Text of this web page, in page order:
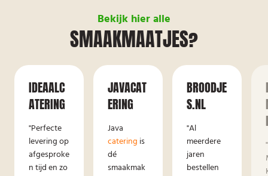
Bekijk hier alle
SMAAKMAATJES?
IDEAALC
ATERING
"Perfecte
levering op
afgesproke
n tijd en zo
JAVACAT
ERING
Java
catering is
dé
smaakmak
BROODJE
S.NL
"Al
meerdere
jaren
bestellen